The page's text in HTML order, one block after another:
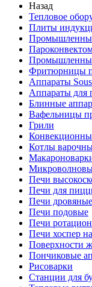
Назад
Тепловое
Плиты
Фритюрницы
Аппараты
Аппараты для
Блинные
Вафельницы
Грили
Котлы
Печи
Печи для
Печи
Печи подовые
Печи
Печи хоспер
Поверхности
Пончиковые
Рисоварки
Станции для